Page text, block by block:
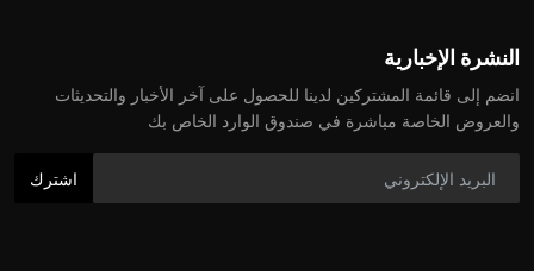
النشرة الإخبارية
انضم إلى قائمة المشتركين لدينا للحصول على آخر الأخبار والتحديثات
والعروض الخاصة مباشرة في صندوق الوارد الخاص بك
اشترك